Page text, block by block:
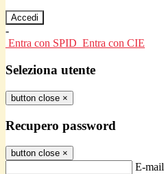
-
Entra con SPID Entra con CIE
Seleziona utente
button close ×
Recupero password
button close ×
E-mail